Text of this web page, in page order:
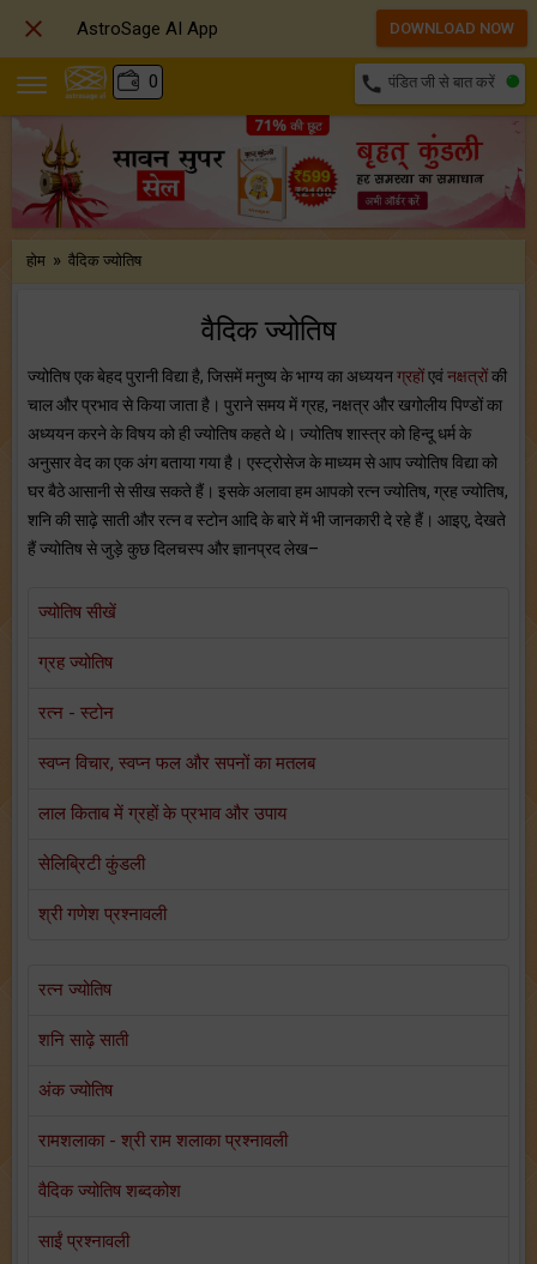
0 call पंडित जी से बात करें
होम » वैदिक ज्योतिष
वैदिक ज्योतिष
ज्योतिष एक बेहद पुरानी विद्या है, जिसमें मनुष्य के भाग्य का अध्ययनग्रहोंएवंनक्षत्रोंकी
चाल और प्रभाव से किया जाता है। पुराने समय में ग्रह, नक्षत्र और खगोलीय पिण्‍डों का
अध्‍ययन करने के विषय को ही ज्‍योतिष कहते थे। ज्योतिष शास्त्र को हिन्दू धर्म के
अनुसार वेद का एक अंग बताया गया है। एस्ट्रोसेज के माध्यम से आप ज्योतिष विद्या को
घर बैठे आसानी से सीख सकते हैं। इसके अलावा हम आपको रत्न ज्योतिष, ग्रह ज्योतिष,
शनि की साढ़े साती और रत्न व स्टोन आदि के बारे में भी जानकारी दे रहे हैं। आइए, देखते
हैं ज्योतिष से जुड़े कुछ दिलचस्प और ज्ञानप्रद लेख–
ज्योतिष सीखें
ग्रह ज्योतिष
रत्न - स्टोन
स्वप्न विचार, स्वप्न फल और सपनों का मतलब
लाल किताब में ग्रहों के प्रभाव और उपाय
सेलिब्रिटी कुंडली
श्री गणेश प्रश्नावली
रत्न ज्योतिष
शनि साढ़े साती
अंक ज्योतिष
रामशलाका - श्री राम शलाका प्रश्नावली
वैदिक ज्योतिष शब्दकोश
साईं प्रश्नावली
 AstroSage AI App DOWNLOAD NOW